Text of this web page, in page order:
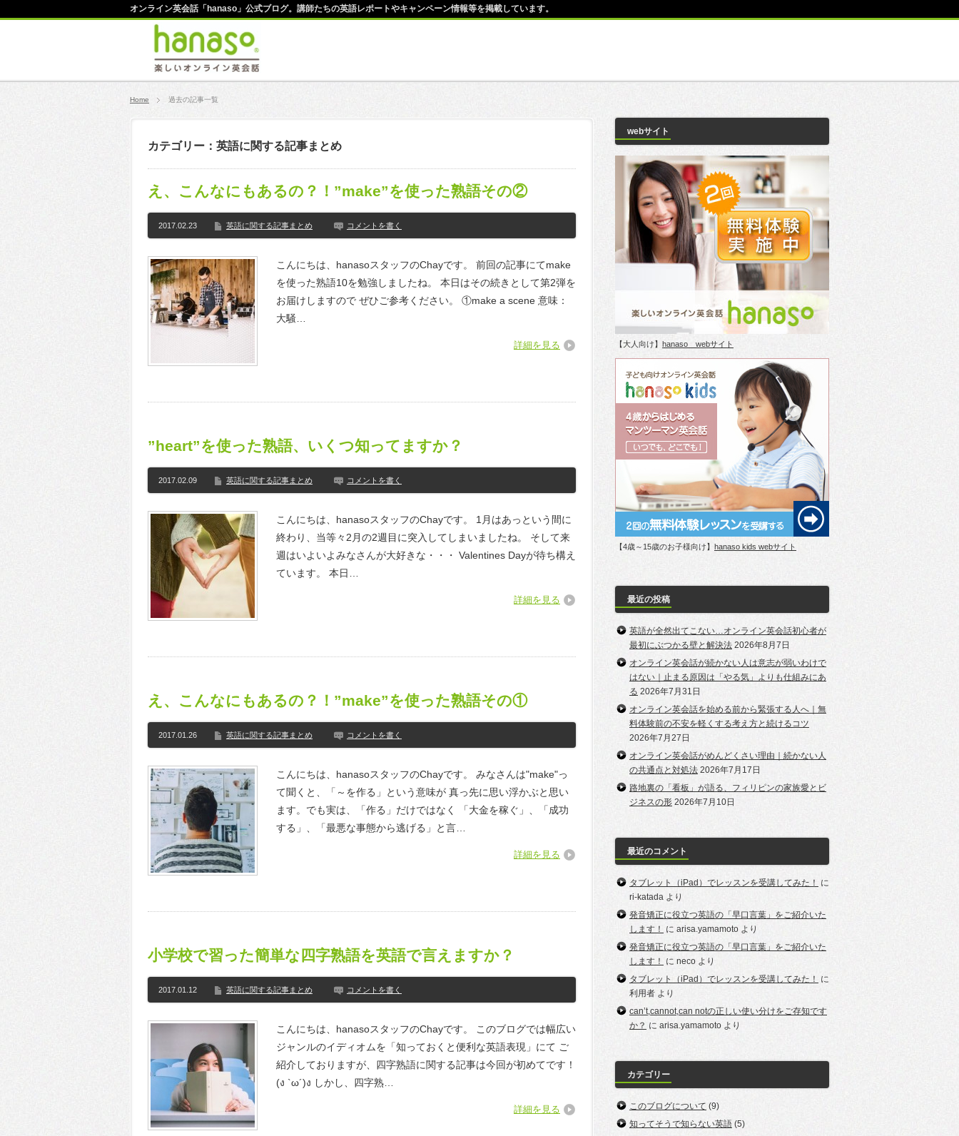
オンライン英会話「hanaso」公式ブログ。講師たちの英語レポートやキャンペーン情報等を掲載しています。
Home 過去の記事一覧
カテゴリー：英語に関する記事まとめ
え、こんなにもあるの？！”make”を使った熟語その②
2017.02.23 英語に関する記事まとめ コメントを書く
こんにちは、hanasoスタッフのChayです。 前回の記事にてmake
を使った熟語10を勉強しましたね。 本日はその続きとして第2弾を
お届けしますので ぜひご参考ください。 ①make a scene 意味：
大騒…
詳細を見る
”heart”を使った熟語、いくつ知ってますか？
2017.02.09 英語に関する記事まとめ コメントを書く
こんにちは、hanasoスタッフのChayです。 1月はあっという間に
終わり、当等々2月の2週目に突入してしまいましたね。 そして来
週はいよいよみなさんが大好きな・・・ Valentines Dayが待ち構え
ています。 本日…
詳細を見る
え、こんなにもあるの？！”make”を使った熟語その①
2017.01.26 英語に関する記事まとめ コメントを書く
こんにちは、hanasoスタッフのChayです。 みなさんは"make"っ
て聞くと、「～を作る」という意味が 真っ先に思い浮かぶと思い
ます。でも実は、「作る」だけではなく 「大金を稼ぐ」、「成功
する」、「最悪な事態から逃げる」と言…
詳細を見る
小学校で習った簡単な四字熟語を英語で言えますか？
2017.01.12 英語に関する記事まとめ コメントを書く
こんにちは、hanasoスタッフのChayです。 このブログでは幅広い
ジャンルのイディオムを「知っておくと便利な英語表現」にて ご
紹介しておりますが、四字熟語に関する記事は今回が初めてです！
(ง `ω´)ง しかし、四字熟…
詳細を見る
webサイト
【大人向け】 hanaso webサイト
【4歳～15歳のお子様向け】 hanaso kids webサイト
最近の投稿
英語が全然出てこない…オンライン英会話初心者が
最初にぶつかる壁と解決法 2026年8月7日
オンライン英会話が続かない人は意志が弱いわけで
はない｜止まる原因は「やる気」よりも仕組みにあ
る 2026年7月31日
オンライン英会話を始める前から緊張する人へ｜無
料体験前の不安を軽くする考え方と続けるコツ
2026年7月27日
オンライン英会話がめんどくさい理由｜続かない人
の共通点と対処法 2026年7月17日
路地裏の「看板」が語る、フィリピンの家族愛とビ
ジネスの形 2026年7月10日
最近のコメント
タブレット（iPad）でレッスンを受講してみた！
に
ri-katada より
発音矯正に役立つ英語の「早口言葉」をご紹介いた
します！
に arisa.yamamoto より
発音矯正に役立つ英語の「早口言葉」をご紹介いた
します！
に neco より
タブレット（iPad）でレッスンを受講してみた！
に
利用者 より
can’t,cannot,can notの正しい使い分けをご存知です
か？ に arisa.yamamoto より
カテゴリー
このブログについて (9)
知ってそうで知らない英語 (5)